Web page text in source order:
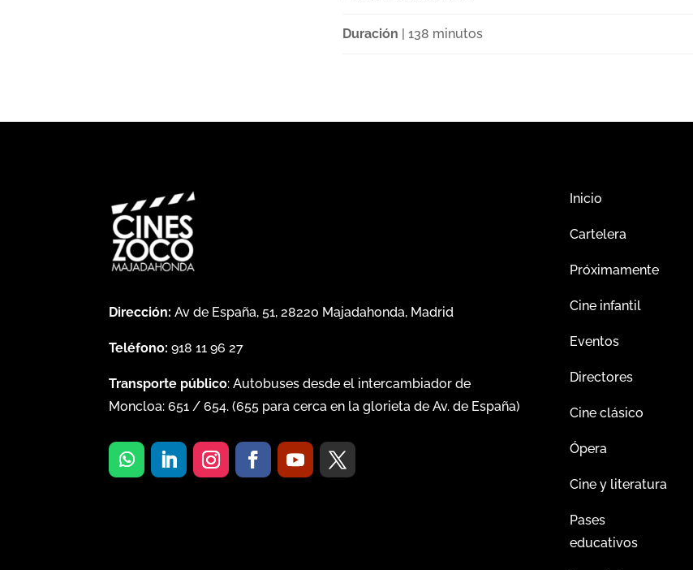
Duración | 138 minutos
Dirección: Av de España, 51, 28220 Majadahonda, Madrid
Teléfono: 918 11 96 27
Transporte público: Autobuses desde el intercambiador de
Moncloa:651 /654. (655 para cerca en la glorieta de Av. de España)
Inicio
Cartelera
Próximamente
Cine infantil
Eventos
Directores
Cine clásico
Ópera
Cine y literatura
Pases
educativos